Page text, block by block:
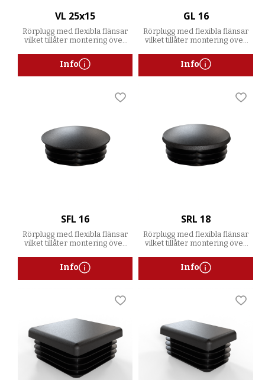
VL 25x15
Rörplugg med flexibla flänsar
vilket tillåter montering över
Info
GL 16
Rörplugg med flexibla flänsar
vilket tillåter montering över
Info
SFL 16
Rörplugg med flexibla flänsar
vilket tillåter montering över
Lägg till i favoriter
Info
SRL 18
Rörplugg med flexibla flänsar
vilket tillåter montering över
Info
Lägg till i favoriter